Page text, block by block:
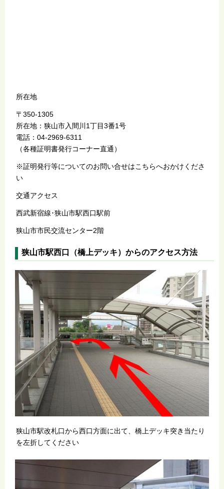
所在地
〒350-1305
所在地：狭山市入間川1丁目3番1号
電話：04-2969-6311
（各種証明書発行コーナー直通）
※証明発行等についてのお問い合せはこちらへおかけくださ
い
交通アクセス
西武新宿線･狭山市駅西口駅前
狭山市市民交流センター2階
狭山市駅西口（橋上デッキ）からのアクセス方法
狭山市駅改札口から西口方面に出て、橋上デッキ突き当たり
を左折してください